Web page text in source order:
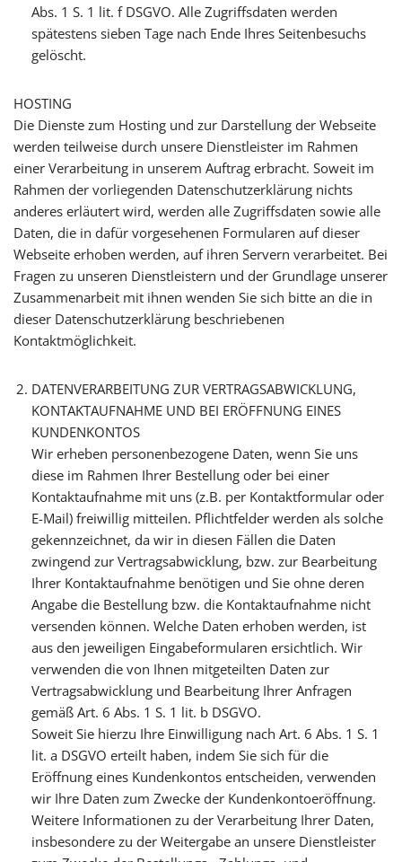
Abs. 1 S. 1 lit. f DSGVO. Alle Zugriffsdaten werden
spätestens sieben Tage nach Ende Ihres Seitenbesuchs
gelöscht.
HOSTING
Die Dienste zum Hosting und zur Darstellung der Webseite
werden teilweise durch unsere Dienstleister im Rahmen
einer Verarbeitung in unserem Auftrag erbracht. Soweit im
Rahmen der vorliegenden Datenschutzerklärung nichts
anderes erläutert wird, werden alle Zugriffsdaten sowie alle
Daten, die in dafür vorgesehenen Formularen auf dieser
Webseite erhoben werden, auf ihren Servern verarbeitet. Bei
Fragen zu unseren Dienstleistern und der Grundlage unserer
Zusammenarbeit mit ihnen wenden Sie sich bitte an die in
dieser Datenschutzerklärung beschriebenen
Kontaktmöglichkeit.
DATENVERARBEITUNG ZUR VERTRAGSABWICKLUNG,
KONTAKTAUFNAHME UND BEI ERÖFFNUNG EINES
KUNDENKONTOS
Wir erheben personenbezogene Daten, wenn Sie uns
diese im Rahmen Ihrer Bestellung oder bei einer
Kontaktaufnahme mit uns (z.B. per Kontaktformular oder
E-Mail) freiwillig mitteilen. Pflichtfelder werden als solche
gekennzeichnet, da wir in diesen Fällen die Daten
zwingend zur Vertragsabwicklung, bzw. zur Bearbeitung
Ihrer Kontaktaufnahme benötigen und Sie ohne deren
Angabe die Bestellung bzw. die Kontaktaufnahme nicht
versenden können. Welche Daten erhoben werden, ist
aus den jeweiligen Eingabeformularen ersichtlich. Wir
verwenden die von Ihnen mitgeteilten Daten zur
Vertragsabwicklung und Bearbeitung Ihrer Anfragen
gemäß Art. 6 Abs. 1 S. 1 lit. b DSGVO.
Soweit Sie hierzu Ihre Einwilligung nach Art. 6 Abs. 1 S. 1
lit. a DSGVO erteilt haben, indem Sie sich für die
Eröffnung eines Kundenkontos entscheiden, verwenden
wir Ihre Daten zum Zwecke der Kundenkontoeröffnung.
Weitere Informationen zu der Verarbeitung Ihrer Daten,
insbesondere zu der Weitergabe an unsere Dienstleister